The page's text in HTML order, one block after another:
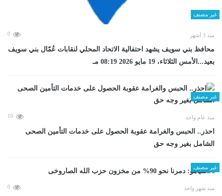
غير مصنف
منذ 3 أشهر 0
محافظ بني سويف يشهد احتفالية الاتحاد المحلي لنقابات عُمّال بني سويف
بعيد...الأمس الثلاثاء، 19 مايو 2026 08:19 مـ
غير مصنف
منذ عام واحد 10
احذر.. الحبس والغرامة عقوبة الحصول على خدمات التأمين الصحى
الشامل بغير وجه حق
غير مصنف
منذ شهر واحد 0